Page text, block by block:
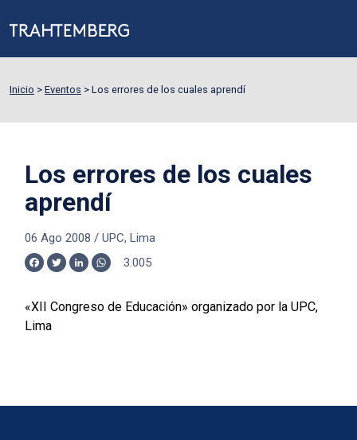
Inicio > Eventos > Los errores de los cuales aprendí
Los errores de los cuales
aprendí
06 Ago 2008 / UPC, Lima
Facebook
TwitterLinkedInWhatsApp
3.005
«XII Congreso de Educación» organizado por la UPC,
Lima